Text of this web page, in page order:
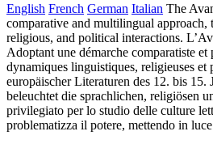
English French German Italian The
comparative and multilingual approach,
religious, and political interactions.
Adoptant une démarche comparatiste
dynamiques linguistiques, religieuses et
europäischer Literaturen des 12. bis
beleuchtet die sprachlichen, religiösen
privilegiato per lo studio delle culture
problematizza il potere, mettendo in